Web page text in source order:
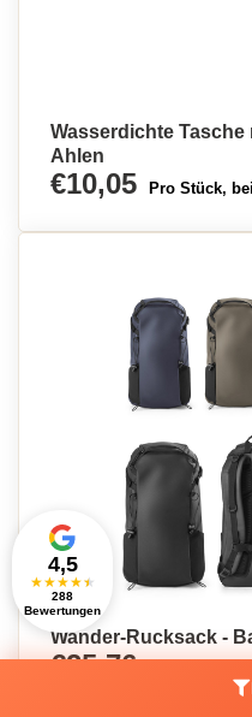
Wasserdichte
Ahlen
€10,05 Pro Stück,
Wander-Rucksack -
€25,76
4,5
★★★★★
288
Bewertungen